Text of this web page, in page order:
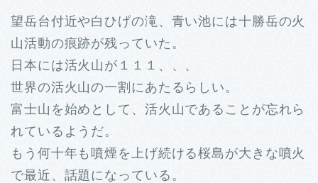
望岳台付近や白ひげの滝、青い池には十勝岳の火
山活動の痕跡が残っていた。
日本には活火山が１１１、、、
世界の活火山の一割にあたるらしい。
富士山を始めとして、活火山であることが忘れら
れているようだ。
もう何十年も噴煙を上げ続ける桜島が大きな噴火
で最近、話題になっている。